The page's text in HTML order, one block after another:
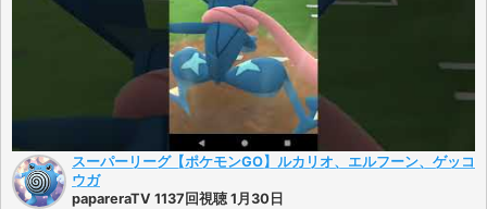
スーパーリーグ【ポケモンGO】ルカリオ、エルフーン、ゲッコ
ウガ
papareraTV 1137回視聴 1月30日